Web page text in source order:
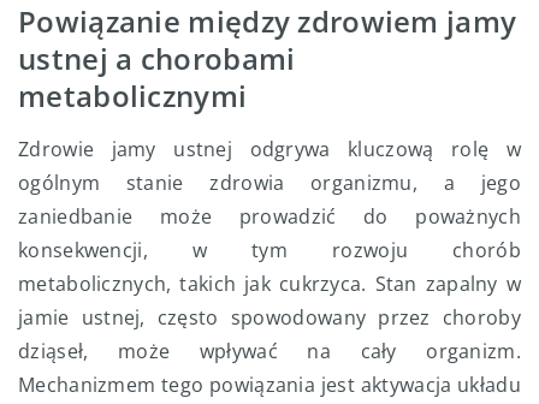
Powiązanie między zdrowiem jamy
ustnej a chorobami
metabolicznymi
Zdrowie jamy ustnej odgrywa kluczową rolę w
ogólnym stanie zdrowia organizmu, a jego
zaniedbanie może prowadzić do poważnych
konsekwencji, w tym rozwoju chorób
metabolicznych, takich jak cukrzyca. Stan zapalny w
jamie ustnej, często spowodowany przez choroby
dziąseł, może wpływać na cały organizm.
Mechanizmem tego powiązania jest aktywacja układu